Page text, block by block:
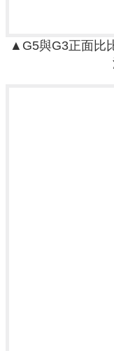
▲G5與G3正面比